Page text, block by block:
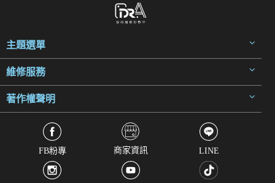
主題選單
維修服務
著作權聲明
FB粉專 商家資訊 LINE